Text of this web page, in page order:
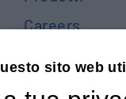
Careers
sito web